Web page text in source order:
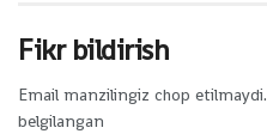
Fikr bildirish
Email manzilingiz chop etilmaydi.
belgilangan